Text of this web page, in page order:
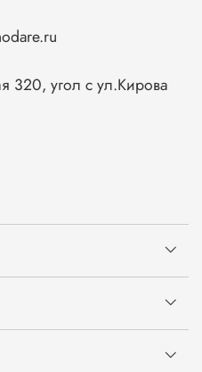
320, угол с ул.Кирова